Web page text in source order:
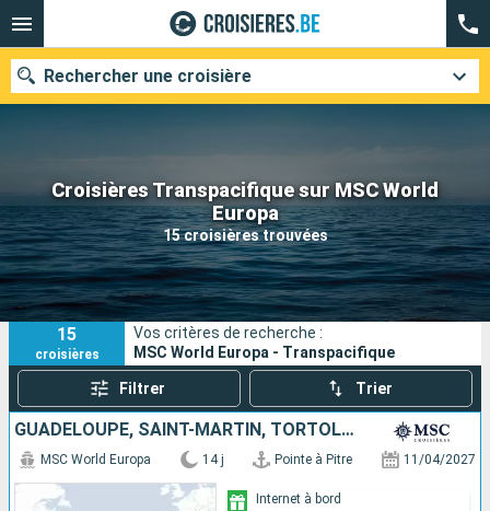
Croisières Transpacifique sur MSC World
Europa
15 croisières trouvées
Rechercher une croisière
Nos destinations
Mois de départ
Ports Compagnies
Rechercher
15
croisières
Vos critères de recherche :
MSC World Europa - Transpacifique
Filtrer Trier
GUADELOUPE, SAINT-MARTIN, TORTOLA, ANTIGUA-ET-BARBUDA, TENERIFE, ESPAGNE
MSC World Europa 14 j Pointe à Pitre 11/04/2027
Internet à bord